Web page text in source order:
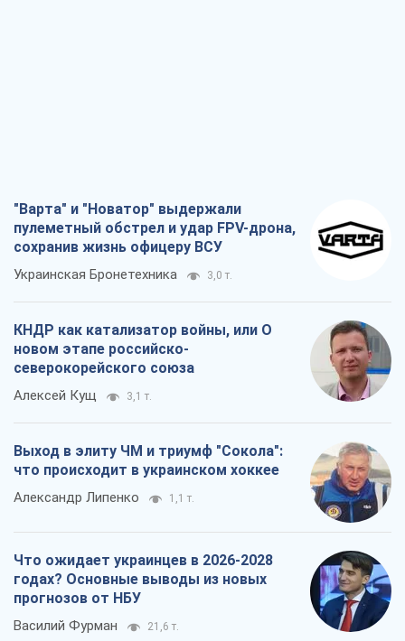
"Варта" и "Новатор" выдержали
пулеметный обстрел и удар FPV-дрона,
сохранив жизнь офицеру ВСУ
Украинская Бронетехника 3,0 т.
КНДР как катализатор войны, или О
новом этапе российско-
северокорейского союза
Алексей Кущ 3,1 т.
Выход в элиту ЧМ и триумф "Сокола":
что происходит в украинском хоккее
Александр Липенко 1,1 т.
Что ожидает украинцев в 2026-2028
годах? Основные выводы из новых
прогнозов от НБУ
Василий Фурман 21,6 т.